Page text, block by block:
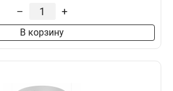
– +
В корзину